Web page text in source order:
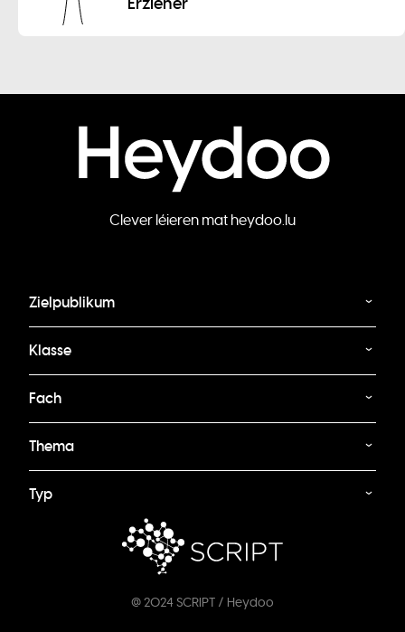
Clever léieren mat heydoo.lu
Zielpublikum
Klasse
Fach
Thema
Typ
@ 2024 SCRIPT / Heydoo